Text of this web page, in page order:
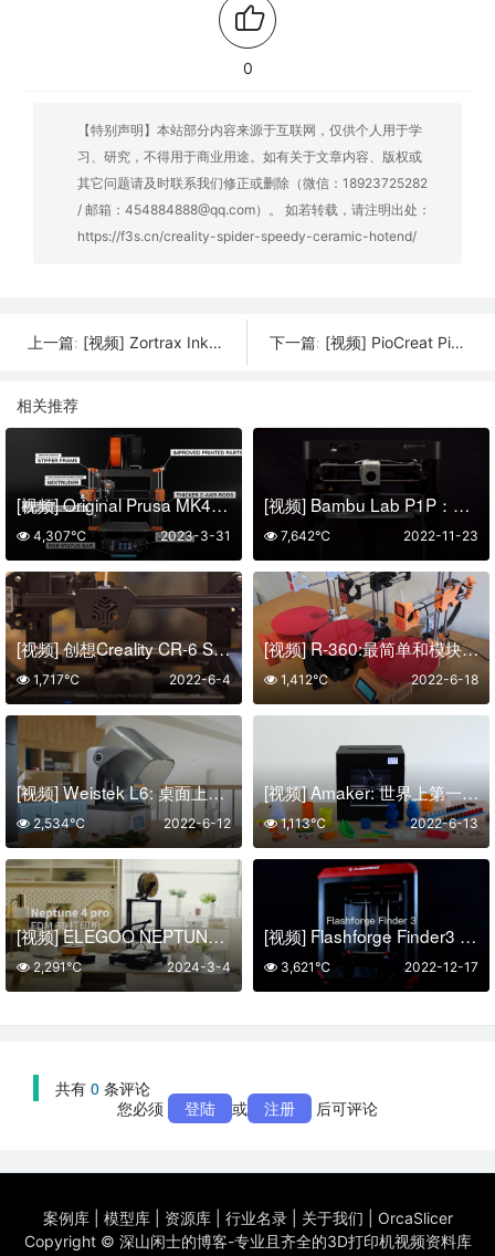
0
【特别声明】本站部分内容来源于互联网，仅供个人用于学
习、研究，不得用于商业用途。如有关于文章内容、版权或
其它问题请及时联系我们修正或删除（微信：18923725282
/ 邮箱：454884888@qq.com）。 如若转载，请注明出处：
https://f3s.cn/creality-spider-speedy-ceramic-hotend/
上一篇: [视频] Zortrax Inkspire 2 8.9寸 LCD 3D打印机 自动进退料 断电续打 下一篇: [视频] PioCreat PioNext D128 12.8″6K LCD黑白屏专业牙科3D打印机
相关推荐
[视频] Original Prusa MK4 – 永远完美的第一层 | 32 位板 | Nextruder | 输入整形器
2023-3-31
4,307℃
[视频] Bambu Lab P1P：拓竹制造 由你创造
2022-11-23
7,642℃
[视频] 创想Creality CR-6 SE 免调平DIY FDM3D打印机
2022-6-4
1,717℃
[视频] R-360:最简单和模块化的3D打印机！
2022-6-18
1,412℃
[视频] Weistek L6: 桌面上的下一代 2K LCD 3D 打印机
2022-6-12
2,534℃
[视频] Amaker: 世界上第一台双 ARM 开源3D打印机
2022-6-13
1,113℃
[视频] ELEGOO NEPTUNE 4 PRO : 高速打印、Klipper高速静音主板 FDM 3D打印机
2024-3-4
2,291℃
[视频] Flashforge Finder3 桌面级3D打印机性价比之王
2022-12-17
3,621℃
共有 0 条评论
您必须 登陆 或 注册 后可评论
案例库| 模型库| 资源库| 行业名录| 关于我们
OrcaSlicer
Copyright © 深山闲士的博客-专业且齐全的3D打印机视频资料库